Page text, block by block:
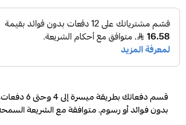
قسم دفعاتك بطريقة ميسرة إلى 4 وحتى 6
بدون فوائد أو رسوم. متوافقة مع الشريعة